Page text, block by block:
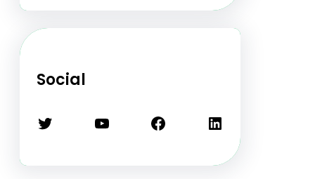
Social
Twitter YouTube Facebook LinkedIn